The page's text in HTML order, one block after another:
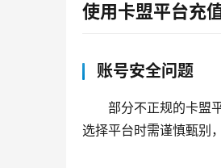
使用卡盟平台充
账号安全问题
部分不正规的卡盟
选择平台时需谨慎甄别